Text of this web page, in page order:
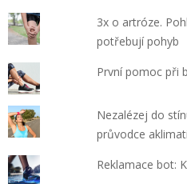
3x o artróze.
potřebují pohyb
První pomoc při
Nezalézej do
průvodce
Reklamace bot: